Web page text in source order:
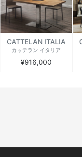
CATTELAN ITALIA
カッテラン イタリア
¥916,000